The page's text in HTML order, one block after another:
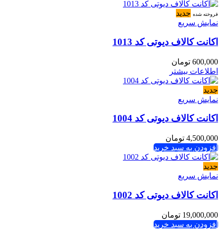
فروخته شده جدید
نمایش سریع
اکانت کالاف دیوتی کد 1013
600,000 تومان
اطلاعات بیشتر
جدید
نمایش سریع
اکانت کالاف دیوتی کد 1004
4,500,000 تومان
افزودن به سبد خرید
جدید
نمایش سریع
اکانت کالاف دیوتی کد 1002
19,000,000 تومان
افزودن به سبد خرید